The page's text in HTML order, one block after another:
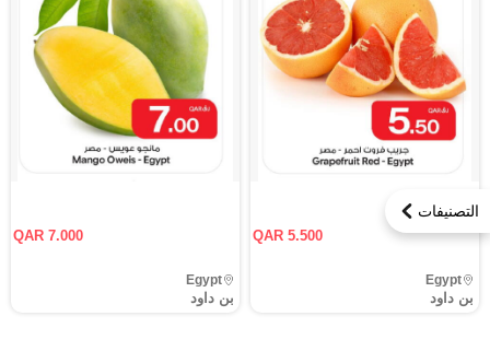
التصنيفات
QAR 5.500
بن داود
Egypt
QAR 7.000
بن داود
Egypt